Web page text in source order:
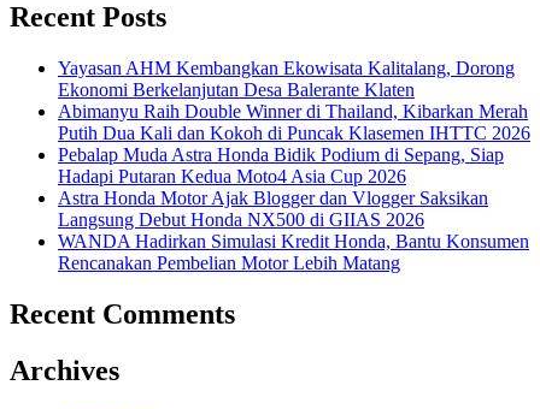
Recent Posts
Yayasan AHM Kembangkan Ekowisata Kalitalang, Dorong
Ekonomi Berkelanjutan Desa Balerante Klaten
Abimanyu Raih Double Winner di Thailand, Kibarkan Merah
Putih Dua Kali dan Kokoh di Puncak Klasemen IHTTC 2026
Pebalap Muda Astra Honda Bidik Podium di Sepang, Siap
Hadapi Putaran Kedua Moto4 Asia Cup 2026
Astra Honda Motor Ajak Blogger dan Vlogger Saksikan
Langsung Debut Honda NX500 di GIIAS 2026
WANDA Hadirkan Simulasi Kredit Honda, Bantu Konsumen
Rencanakan Pembelian Motor Lebih Matang
Recent Comments
Archives